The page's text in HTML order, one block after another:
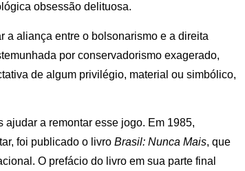
obsessão delituosa.
a aliança entre o bolsonarismo e a direita
por conservadorismo exagerado,
de algum privilégio, material ou simbólico,
a remontar esse jogo. Em 1985,
foi publicado o livro Brasil: Nunca Mais, que
O prefácio do livro em sua parte final